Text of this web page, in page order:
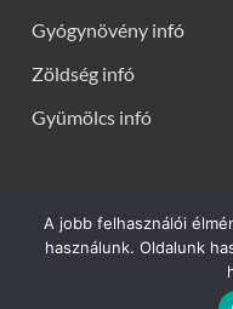
Gyógynövény infó
Zöldség infó
Gyümölcs infó
Kerti virágok - Virág
talajtakarók, balkon
gondozása, ültetése,
A jobb felhasználói
használunk. Oldalunk